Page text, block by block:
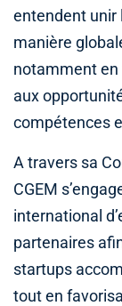
entendent unir
manière
notamment
aux
compétences
A travers sa
CGEM
international
partenaires
startups
tout en